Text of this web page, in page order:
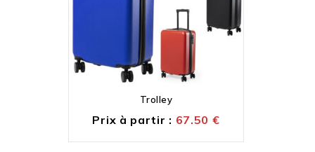
Trolley
Prix à partir : 67.50 €